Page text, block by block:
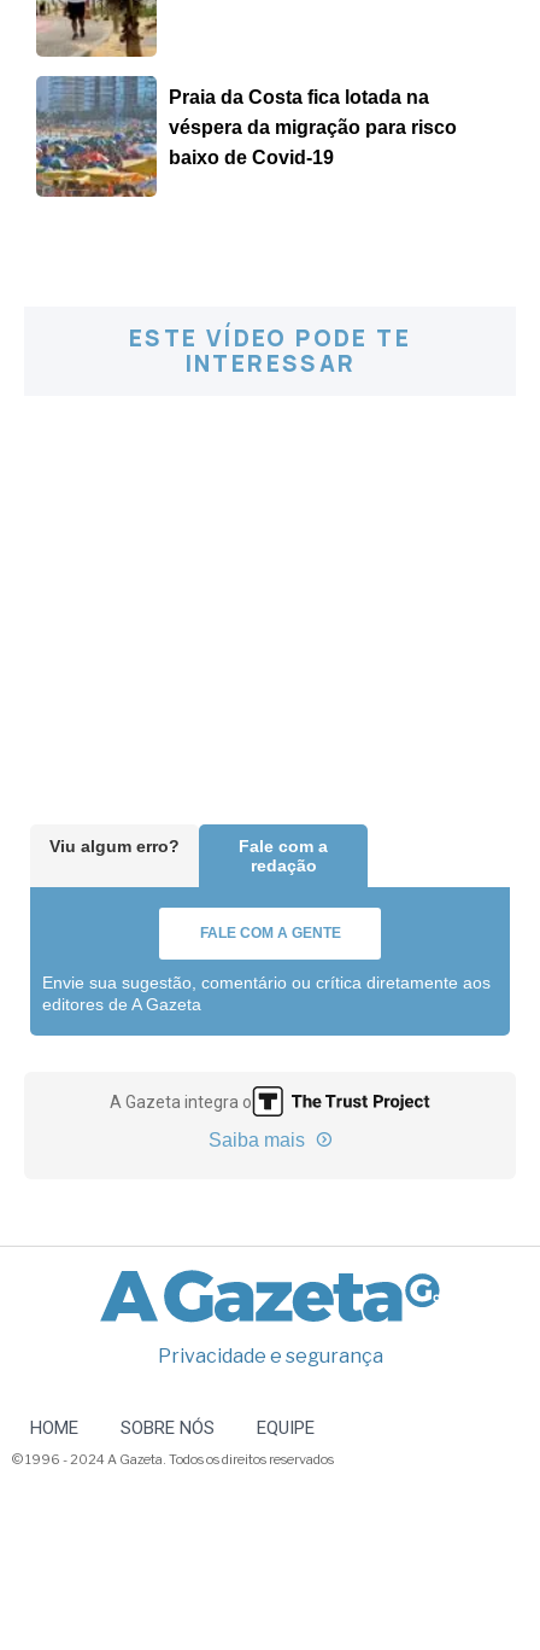
Praia da Costa fica lotada na
véspera da migração para risco
baixo de Covid-19
ESTE VÍDEO PODE TE
INTERESSAR
Viu algum erro?
Fale com a
redação
FALE COM A GENTE
Envie sua sugestão, comentário ou crítica diretamente aos
editores de A Gazeta
A Gazeta integra o
Saiba mais
Privacidade e segurança
HOME SOBRE NÓS EQUIPE
© 1996 - 2024 A Gazeta. Todos os direitos reservados